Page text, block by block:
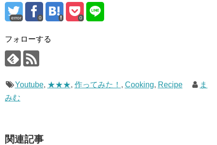
error 0 0
フォローする
Youtube, ★★★, 作ってみた！ , Cooking, Recipe
ま
みむ
関連記事